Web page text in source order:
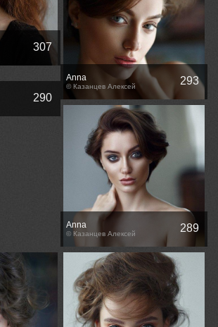
307
Anna
© Казанцев Алексей 293
290
Anna
© Казанцев Алексей 289